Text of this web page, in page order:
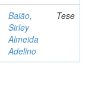
Baião,
Sirley
Almeida
Adelino
Tese